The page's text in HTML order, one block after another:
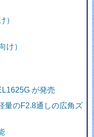
）
け）
が発売
量のF2.8通しの広角ズ